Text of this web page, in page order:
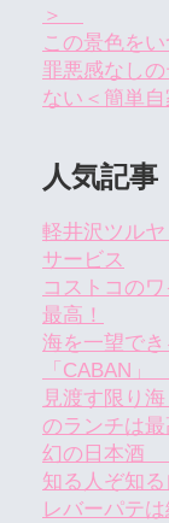
＞
この景色を
罪悪感なし
ない＜簡単
人気記事
軽井沢ツル
サービス
コストコの
最高！
海を一望で
「CABAN
見渡す限り
のランチは
幻の日本酒
知る人ぞ知
レバーパテは